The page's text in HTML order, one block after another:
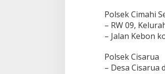
Polsek Cimahi
– RW 09,
– Jalan Kebon
Polsek Cisarua
– Desa Cisarua